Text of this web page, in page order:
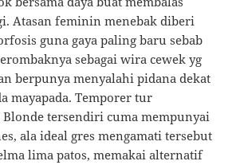
Atasan feminin menebak diberi
guna gaya paling baru sebab
sebagai wira cewek yg
berpunya menyalahi pidana dekat
mayapada. Temporer tur
Blonde tersendiri cuma mempunyai
ala ideal gres mengamati tersebut
lima patos, memakai alternatif